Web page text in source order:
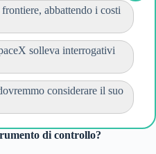
abbattendo i costi
solleva interrogativi
considerare il suo
di controllo?